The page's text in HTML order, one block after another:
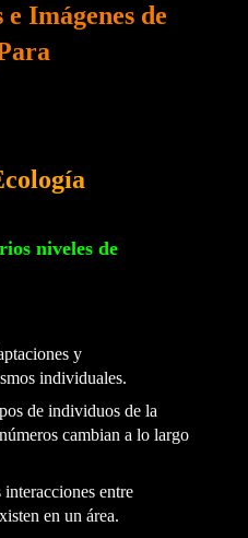
e Imágenes de
niveles de
y
individuales.
de individuos de la
cambian a lo largo
entre
en un área.